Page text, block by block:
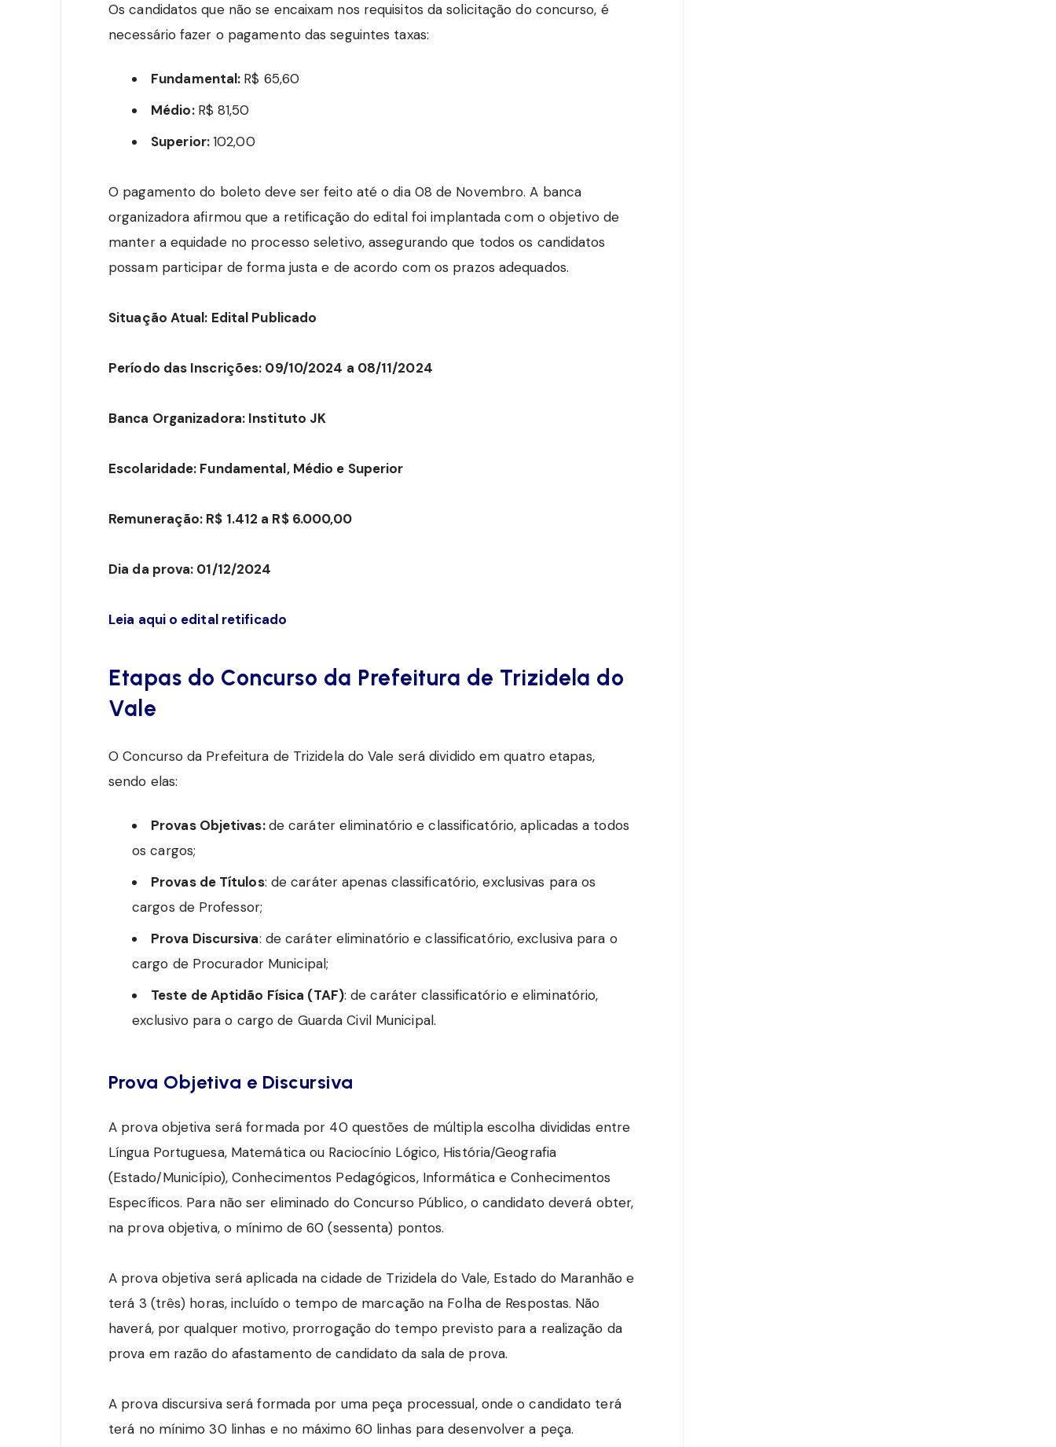
Os candidatos que não se encaixam nos requisitos da solicitação do concurso, é
necessário fazer o pagamento das seguintes taxas:
Fundamental: R$ 65,60
Médio: R$ 81,50
Superior:102,00
O pagamento do boleto deve ser feito até o dia 08 de Novembro. A banca
organizadora afirmou que a retificação do edital foi implantada com o objetivo de
manter a equidade no processo seletivo, assegurando que todos os candidatos
possam participar de forma justa e de acordo com os prazos adequados.
Situação Atual: Edital Publicado
Período das Inscrições: 09/10/2024 a 08/11/2024
Banca Organizadora: Instituto JK
Escolaridade: Fundamental, Médio e Superior
Remuneração: R$ 1.412 a R$ 6.000,00
Dia da prova: 01/12/2024
Leia aqui o edital retificado
Etapas do Concurso da Prefeitura de Trizidela do
Vale
O Concurso da Prefeitura de Trizidela do Vale será dividido em quatro etapas,
sendo elas:
Provas Objetivas:de caráter eliminatório e classificatório, aplicadas a todos
os cargos;
Provas de Títulos: de caráter apenas classificatório, exclusivas para os
cargos de Professor;
Prova Discursiva: de caráter eliminatório e classificatório, exclusiva para o
cargo de Procurador Municipal;
Teste de Aptidão Física (TAF): de caráter classificatório e eliminatório,
exclusivo para o cargo de Guarda Civil Municipal.
Prova Objetiva e Discursiva
A prova objetiva será formada por 40 questões de múltipla escolha divididas entre
Língua Portuguesa, Matemática ou Raciocínio Lógico, História/Geografia
(Estado/Município), Conhecimentos Pedagógicos, Informática e Conhecimentos
Específicos. Para não ser eliminado do Concurso Público, o candidato deverá obter,
na prova objetiva, o mínimo de 60 (sessenta) pontos.
A prova objetiva será aplicada na cidade de Trizidela do Vale, Estado do Maranhão e
terá 3 (três) horas, incluído o tempo de marcação na Folha de Respostas. Não
haverá, por qualquer motivo, prorrogação do tempo previsto para a realização da
prova em razão do afastamento de candidato da sala de prova.
A prova discursiva será formada por uma peça processual, onde o candidato terá
terá no mínimo 30 linhas e no máximo 60 linhas para desenvolver a peça.